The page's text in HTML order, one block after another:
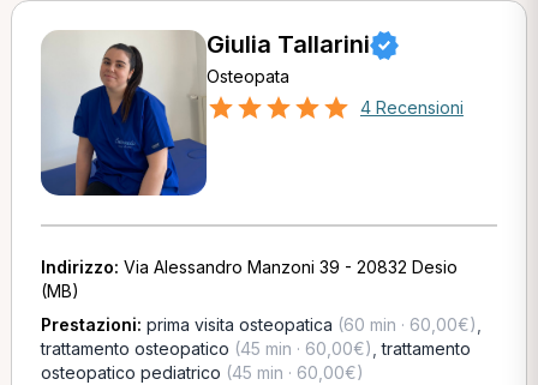
Giulia Tallarini
Osteopata
4 Recensioni
Indirizzo: Via Alessandro Manzoni 39 - 20832 Desio
(MB)
Prestazioni: prima visita osteopatica (60 min · 60,00€)
trattamento osteopatico (45 min · 60,00€) ,trattamento
osteopatico pediatrico (45 min · 60,00€)